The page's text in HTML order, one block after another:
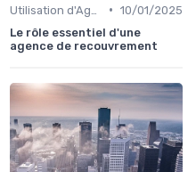
• 10/01/2025
Le rôle essentiel d'une
agence de recouvrement